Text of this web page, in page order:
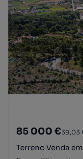
85 000 €39,03
Terreno